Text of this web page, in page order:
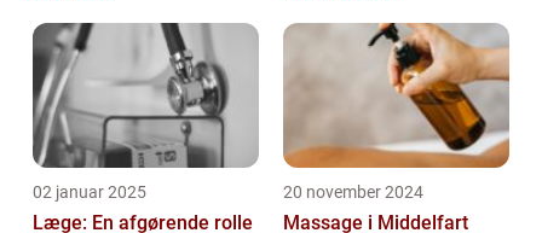
02 januar 2025
Læge: En afgørende rolle
20 november 2024
Massage i Middelfart